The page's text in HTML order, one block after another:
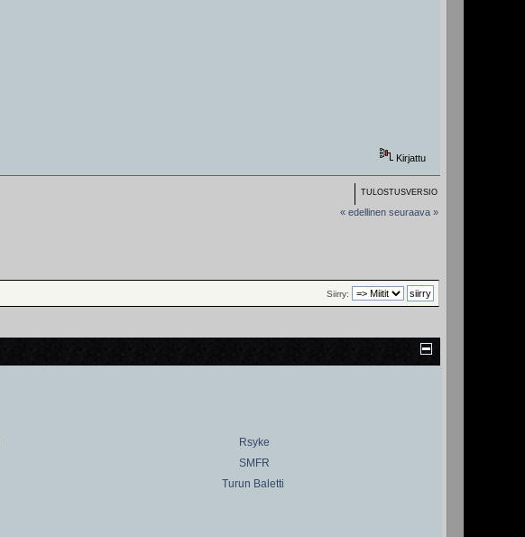
Kirjattu
TULOSTUSVERSIO
« edellinen seuraava »
Siirry:
Rsyke
SMFR
Turun Baletti